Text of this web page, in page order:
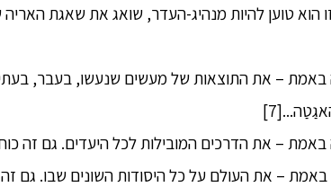
הוא טוען להיות מנהיג-העדר, שואג את שאגת האריה
באמת – את התוצאות של מעשים שנעשו, בעבר,
באמת – את העולם על כל היסודות השונים שבו. גם